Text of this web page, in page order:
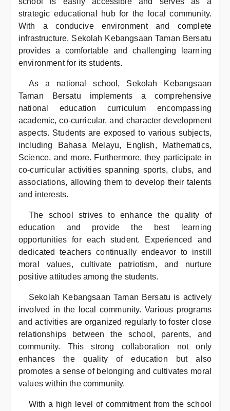
strategic educational hub for the local community.
With a conducive environment and complete
infrastructure, Sekolah Kebangsaan Taman Bersatu
provides a comfortable and challenging learning
environment for its students.
As a national school, Sekolah Kebangsaan
Taman Bersatu implements a comprehensive
national education curriculum encompassing
academic, co-curricular, and character development
aspects. Students are exposed to various subjects,
including Bahasa Melayu, English, Mathematics,
Science, and more. Furthermore, they participate in
co-curricular activities spanning sports, clubs, and
associations, allowing them to develop their talents
and interests.
The school strives to enhance the quality of
education and provide the best learning
opportunities for each student. Experienced and
dedicated teachers continually endeavor to instill
moral values, cultivate patriotism, and nurture
positive attitudes among the students.
Sekolah Kebangsaan Taman Bersatu is actively
involved in the local community. Various programs
and activities are organized regularly to foster close
relationships between the school, parents, and
community. This strong collaboration not only
enhances the quality of education but also
promotes a sense of belonging and cultivates moral
values within the community.
With a high level of commitment from the school